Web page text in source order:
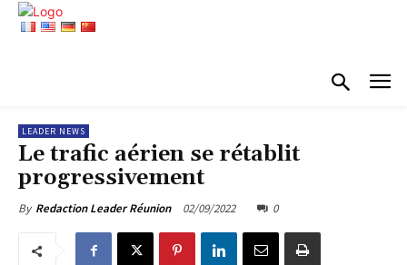
LEADER NEWS
Le trafic aérien se rétablit
progressivement
By Redaction Leader Réunion 02/09/2022 0